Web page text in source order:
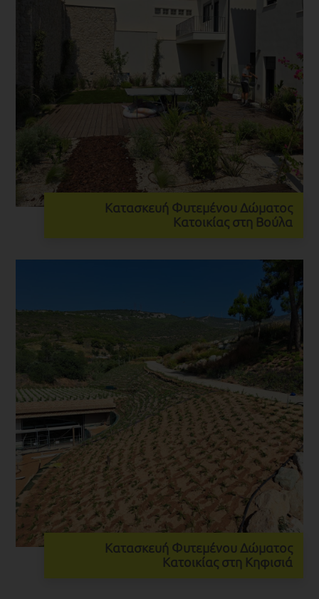
Κατασκευή Φυτεμένου Δώματος
Κατοικίας στη Βούλα
Κατασκευή Φυτεμένου Δώματος
Κατοικίας στη Κηφισιά